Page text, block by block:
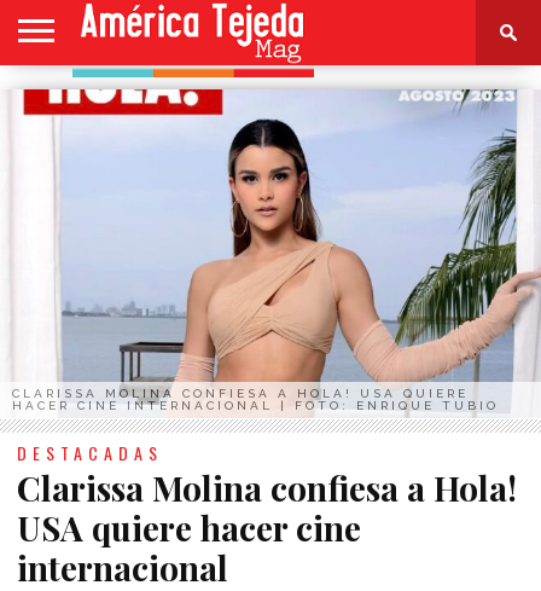
HOME
NOTICIAS
ESPECTÁCULOS
CULTURA
MODA
SALUD
PERFIL
CONTACTO
CLARISSA MOLINA CONFIESA A HOLA! USA QUIERE
HACER CINE INTERNACIONAL | FOTO: ENRIQUE TUBIO
DESTACADAS
Clarissa Molina confiesa a Hola!
USA quiere hacer cine
internacional